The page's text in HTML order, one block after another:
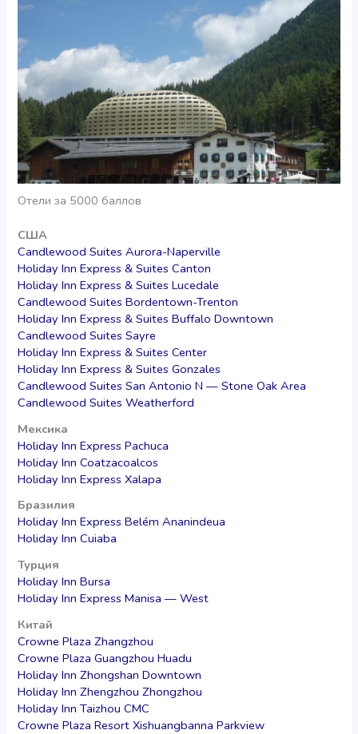
Отели за 5000 баллов
США
Candlewood Suites Aurora-Naperville
Holiday Inn Express & Suites Canton
Holiday Inn Express & Suites Lucedale
Candlewood Suites Bordentown-Trenton
Holiday Inn Express & Suites Buffalo Downtown
Candlewood Suites Sayre
Holiday Inn Express & Suites Center
Holiday Inn Express & Suites Gonzales
Candlewood Suites San Antonio N — Stone Oak Area
Candlewood Suites Weatherford
Мексика
Holiday Inn Express Pachuca
Holiday Inn Coatzacoalcos
Holiday Inn Express Xalapa
Бразилия
Holiday Inn Express Belém Ananindeua
Holiday Inn Cuiaba
Турция
Holiday Inn Bursa
Holiday Inn Express Manisa — West
Китай
Crowne Plaza Zhangzhou
Crowne Plaza Guangzhou Huadu
Holiday Inn Zhongshan Downtown
Holiday Inn Zhengzhou Zhongzhou
Holiday Inn Taizhou CMC
Crowne Plaza Resort Xishuangbanna Parkview